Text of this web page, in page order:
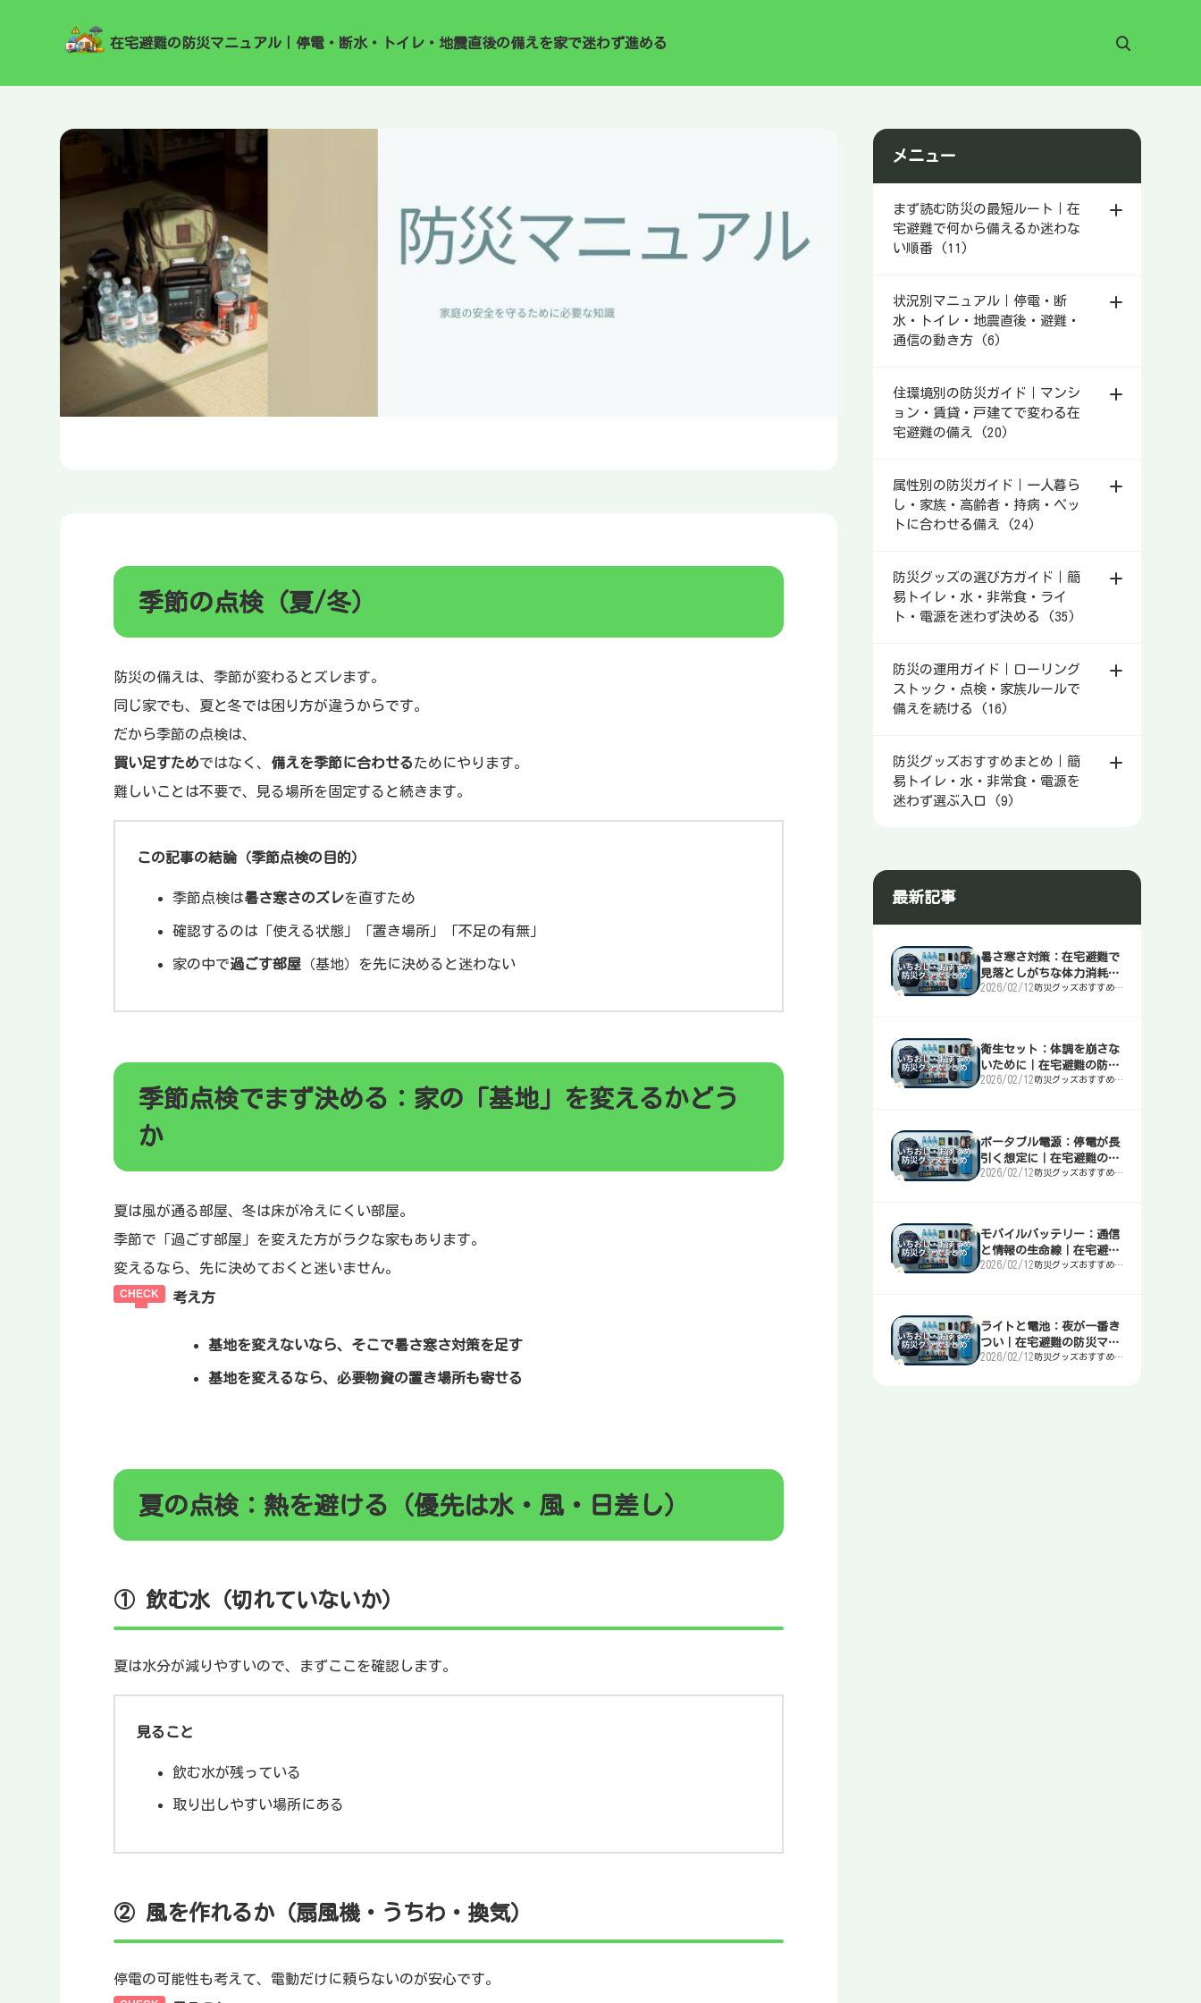
在宅避難の防災マニュアル｜停電・断水・トイレ・地震直後の備えを家で迷わず進める
季節の点検（夏/冬）
防災の備えは、季節が変わるとズレます。
同じ家でも、夏と冬では困り方が違うからです。
だから季節の点検は、
買い足すためではなく、 備えを季節に合わせるためにやります。
難しいことは不要で、見る場所を固定すると続きます。
この記事の結論（季節点検の目的）
季節点検は暑さ寒さのズレを直すため
確認するのは「使える状態」「置き場所」「不足の有無」
家の中で過ごす部屋（基地）を先に決めると迷わない
季節点検でまず決める：家の「基地」を変えるかどう
か
夏は風が通る部屋、冬は床が冷えにくい部屋。
季節で「過ごす部屋」を変えた方がラクな家もあります。
変えるなら、先に決めておくと迷いません。
考え方
基地を変えないなら、そこで暑さ寒さ対策を足す
基地を変えるなら、必要物資の置き場所も寄せる
夏の点検：熱を避ける（優先は水・風・日差し）
① 飲む水（切れていないか）
夏は水分が減りやすいので、まずここを確認します。
見ること
飲む水が残っている
取り出しやすい場所にある
② 風を作れるか（扇風機・うちわ・換気）
停電の可能性も考えて、電動だけに頼らないのが安心です。
メニュー
まず読む防災の最短ルート｜在
宅避難で何から備えるか迷わな
い順番 (11)
状況別マニュアル｜停電・断
水・トイレ・地震直後・避難・
通信の動き方 (6)
住環境別の防災ガイド｜マンシ
ョン・賃貸・戸建てで変わる在
宅避難の備え (20)
属性別の防災ガイド｜一人暮ら
し・家族・高齢者・持病・ペッ
トに合わせる備え (24)
防災グッズの選び方ガイド｜簡
易トイレ・水・非常食・ライ
ト・電源を迷わず決める (35)
防災の運用ガイド｜ローリング
ストック・点検・家族ルールで
備えを続ける (16)
防災グッズおすすめまとめ｜簡
易トイレ・水・非常食・電源を
迷わず選ぶ入口 (9)
最新記事
暑さ寒さ対策：在宅避難で
見落としがちな体力消耗を
止める｜在宅避難の防災マ
2026/02/12 防災グッズおすすめま
衛生セット：体調を崩さな
いために｜在宅避難の防災
マニュアル
2026/02/12 防災グッズおすすめま
ポータブル電源：停電が長
引く想定に｜在宅避難の防
災マニュアル
2026/02/12 防災グッズおすすめま
モバイルバッテリー：通信
と情報の生命線｜在宅避難
の防災マニュアル
2026/02/12 防災グッズおすすめま
ライトと電池：夜が一番き
つい｜在宅避難の防災マニ
ュアル
2026/02/12 防災グッズおすすめま